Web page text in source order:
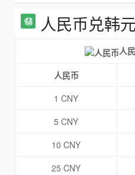
人民币兑韩
人
人民币
1 CNY
5 CNY
10 CNY
25 CNY